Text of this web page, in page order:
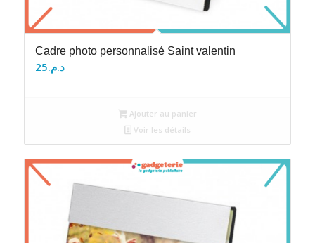
Cadre photo personnalisé Saint valentin
د.م.25
Ajouter au panier
Voir les détails